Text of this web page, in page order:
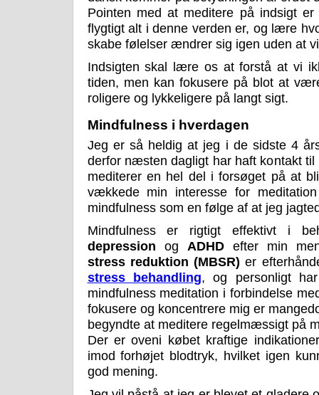
Pointen med at meditere på indsigt
flygtigt alt i denne verden er, og lære
skabe følelser ændrer sig igen uden at
Indsigten skal lære os at forstå at vi
tiden, men kan fokusere på blot at
roligere og lykkeligere på langt sigt.
Mindfulness i hverdagen
Jeg er så heldig at jeg i de sidste 4
derfor næsten dagligt har haft kontakt
mediterer en hel del i forsøget på at
vækkede min interesse for
mindfulness som en følge af at jeg
Mindfulness er rigtigt effektivt i
depression og ADHDefter min
stress reduktion (MBSR) er
stress behandling, og personligt
mindfulness meditation i forbindelse
fokusere og koncentrere mig er
begyndte at meditere regelmæssigt på
Der er oveni købet kraftige
imod forhøjet blodtryk, hvilket igen
god mening.